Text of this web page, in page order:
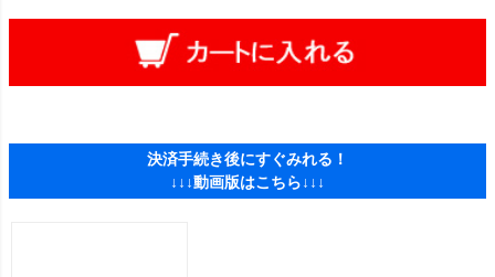
決済手続き後にすぐみれる！
↓↓↓動画版はこちら↓↓↓